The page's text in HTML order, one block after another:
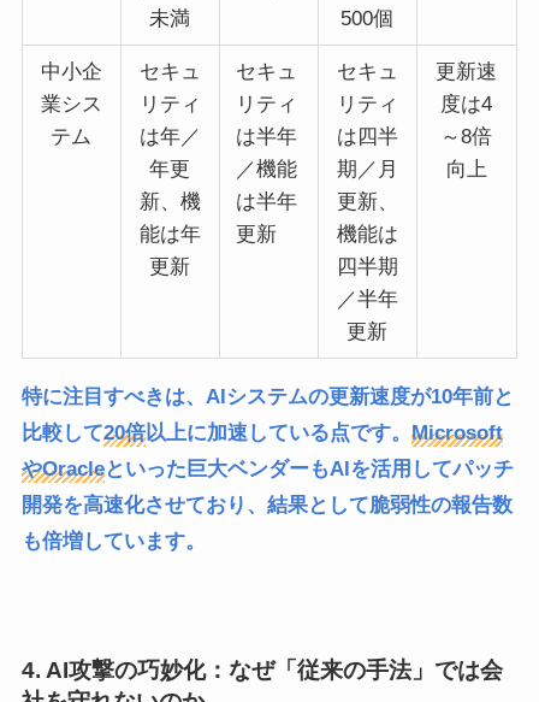
未満
500個
中小企
業シス
テム
セキュ
リティ
は年／
年更
新、機
能は年
更新
セキュ
リティ
は半年
／機能
は半年
更新
セキュ
リティ
は四半
期／月
更新、
機能は
四半期
／半年
更新
更新速
度は4
～8倍
向上
特に注目すべきは、AIシステムの更新速度が10年前と
比較して20倍以上に加速している点です。 Microsoft
やOracleといった巨大ベンダーもAIを活用してパッチ
開発を高速化させており、結果として脆弱性の報告数
も倍増しています。
4. AI攻撃の巧妙化：なぜ「従来の手法」では会